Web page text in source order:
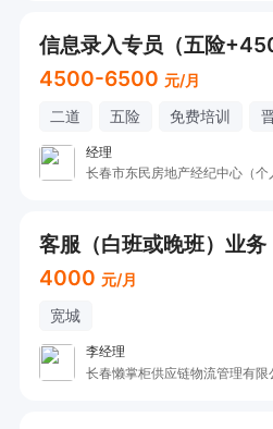
信息录入专员（五险
4500-6500 元/月
二道 五险 免费培训
经理
长春市东民房地产经纪中心（个
客服（白班或晚班）业务
4000 元/月
宽城
李经理
长春懒掌柜供应链物流管理有限